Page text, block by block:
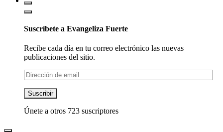
Suscríbete a Evangeliza Fuerte
Recibe cada día en tu correo electrónico las nuevas
publicaciones del sitio.
Dirección
de
email
Suscribir
Únete a otros 723 suscriptores